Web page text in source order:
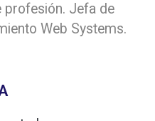
profesión. Jefa de
Web Systems.